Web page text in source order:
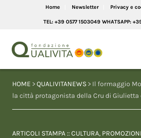
Home Newsletter Privacy e
TEL: +39 0577 1503049 WHATSAPP:
HOME >QUALIVITANEWS > Il formaggio
la città protagonista della Cru di Giulietta
ARTICOLI STAMPA ::CULTURA,